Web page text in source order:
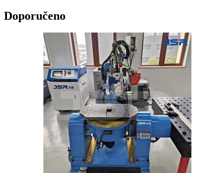
Doporučeno